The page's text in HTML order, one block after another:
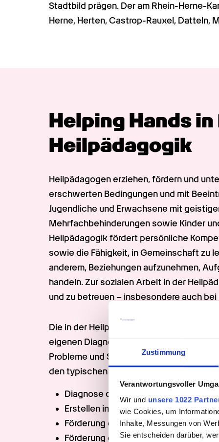
Zustimmung
Verantwortungsvoller
Wir und unsere 1022
wie Cookies, um
Inhalte, Messungen von
Sie entscheiden darüber,
Stadtbild prägen. Der am Rhein-Herne-
Herne, Herten, Castrop-Rauxel, Datteln,
Helping Hands
Heilpädagogik
Heilpädagogen erziehen, fördern und
erschwerten Bedingungen und mit
Jugendliche und Erwachsene mit
Mehrfachbehinderungen sowie Kinder
Heilpädagogik fördert persönliche
sowie die Fähigkeit, in Gemeinschaft zu
anderem, Beziehungen aufzunehmen,
handeln. Zur sozialen Arbeit in der
und zu betreuen – insbesondere auch
Die in der Heilpädagogik tätigen
eigenen Diagnose einen individuellen
Probleme und Störungen, aber auch
den typischen Aufgaben im Bereich
Diagnose der vorliegenden Probleme
Erstellen individueller Förder- und
Förderung der Persönlichkeit und
Förderung des Entwicklungs- und